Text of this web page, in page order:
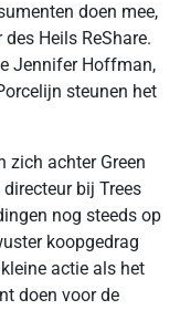
doen mee,
Heils ReShare.
Jennifer Hoffman,
steunen het
zich achter Green
bij Trees
nog steeds op
koopgedrag
actie als het
doen voor de